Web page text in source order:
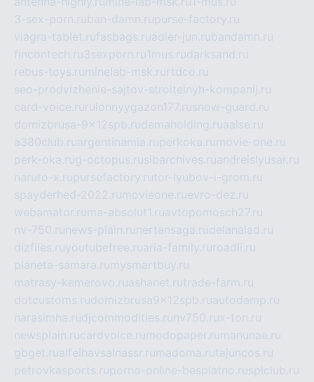
3-sex-porn.ruban-damn.rupurse-factory.ru
viagra-tablet.rufasbags.ruadler-jun.rubandamn.ru
fincontech.ru3sexporn.ru1mus.rudarksand.ru
rebus-toys.ru minelab-msk.ru rtdco.ru
seo-prodvizhenie-sajtov-stroitelnyh-kompanij.ru
card-voice.ru rulonnyygazon177.rusnow-guard.ru
domizbrusa-9x12spb.rudemaholding.ruaalse.ru
a380club.ruargentinamia.ruperkoka.ru movie-one.ru
perk-oka.rug-octopus.rusibarchives.ruandreislyusar.ru
naruto-x.rupursefactory.rutor-lyubov-i-grom.ru
spayderhed-2022.ru movieone.ruevro-dez.ru
webamator.ru ma-absolut1.ruavtopomosch27.ru
nv-750.ru news-plain.ru nertansaga.rudelanalad.ru
dizfiles.ruyoutubefree.ruaria-family.ru roadli.ru
planeta-samara.ru mysmartbuy.ru
matrasy-kemerovo.ruashanet.rutrade-farm.ru
dotcustoms.rudomizbrusa9x12spb.ruautodamp.ru
narasimha.rudjcommodities.ru nv750.rux-ton.ru
newsplain.rucardvoice.ru modopaper.ru manunae.ru
gbget.rualfeihavsalnassr.ru madoma.rutajuncos.ru
petrovkasports.ruporno-online-besplatno.rusplclub.ru